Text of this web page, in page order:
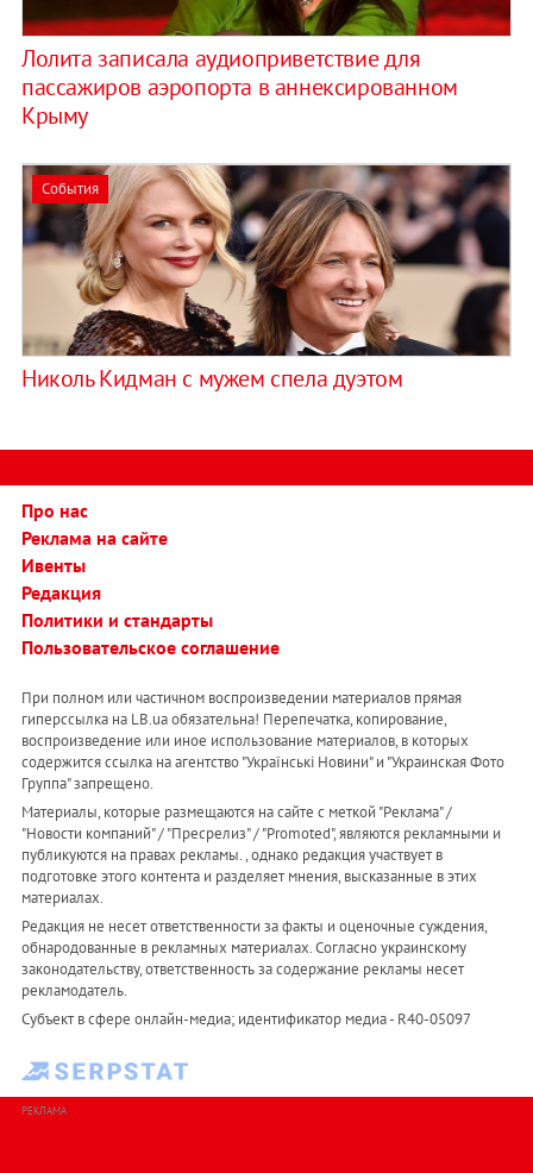
Лолита записала аудиоприветствие для
пассажиров аэропорта в аннексированном
Крыму
События
Николь Кидман с мужем спела дуэтом
Про нас
Реклама на сайте
Ивенты
Редакция
Политики и стандарты
Пользовательское соглашение
При полном или частичном воспроизведении материалов прямая
гиперссылка на LB.ua обязательна! Перепечатка, копирование,
воспроизведение или иное использование материалов, в которых
содержится ссылка на агентство "Українськi Новини" и "Украинская Фото
Группа" запрещено.
Материалы, которые размещаются на сайте с меткой "Реклама" /
"Новости компаний" / "Пресрелиз" / "Promoted", являются рекламными и
публикуются на правах рекламы. , однако редакция участвует в
подготовке этого контента и разделяет мнения, высказанные в этих
материалах.
Редакция не несет ответственности за факты и оценочные суждения,
обнародованные в рекламных материалах. Согласно украинскому
законодательству, ответственность за содержание рекламы несет
рекламодатель.
Субъект в сфере онлайн-медиа; идентификатор медиа - R40-05097
РЕКЛАМА